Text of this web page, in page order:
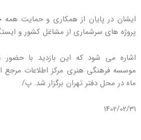
ایشان در پایان از همکاری و حمایت همه
پروژه های سرشماری از مشاغل کشور و
اشاره می شود که این بازدید با حضور
موسسه فرهنگی هنری مرکز اطلاعات مرجع
ماه در محل دفتر تهران برگزار شد. پ/
1402/02/31